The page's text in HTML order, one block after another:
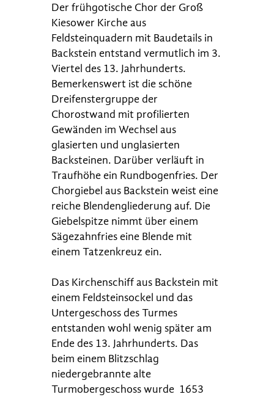
Der frühgotische Chor der Groß
Kiesower Kirche aus
Feldsteinquadern mit Baudetails in
Backstein entstand vermutlich im 3.
Viertel des 13. Jahrhunderts.
Bemerkenswert ist die schöne
Dreifenstergruppe der
Chorostwand mit profilierten
Gewänden im Wechsel aus
glasierten und unglasierten
Backsteinen. Darüber verläuft in
Traufhöhe ein Rundbogenfries. Der
Chorgiebel aus Backstein weist eine
reiche Blendengliederung auf. Die
Giebelspitze nimmt über einem
Sägezahnfries eine Blende mit
einem Tatzenkreuz ein.
Das Kirchenschiff aus Backstein mit
einem Feldsteinsockel und das
Untergeschoss des Turmes
entstanden wohl wenig später am
Ende des 13. Jahrhunderts. Das
beim einem Blitzschlag
niedergebrannte alte
Turmobergeschoss wurde 1653